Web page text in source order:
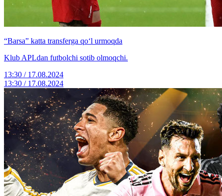
“Barsa” katta transferga qo‘l urmoqda
Klub APLdan futbolchi sotib olmoqchi.
13:30 / 17.08.2024
13:30 / 17.08.2024